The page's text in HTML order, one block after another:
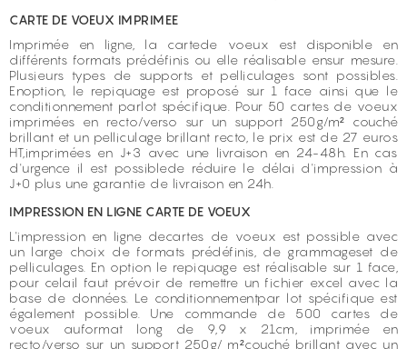
CARTE DE VOEUX IMPRIMEE
Imprimée en ligne, la cartede voeux est disponible en
différents formats prédéfinis ou elle réalisable ensur mesure.
Plusieurs types de supports et pelliculages sont possibles.
Enoption, le repiquage est proposé sur 1 face ainsi que le
conditionnement parlot spécifique. Pour 50 cartes de voeux
imprimées en recto/verso sur un support 250g/m² couché
brillant et un pelliculage brillant recto, le prix est de 27 euros
HT,imprimées en J+3 avec une livraison en 24-48h. En cas
d'urgence il est possiblede réduire le délai d'impression à
J+0 plus une garantie de livraison en 24h.
IMPRESSION EN LIGNE CARTE DE VOEUX
L'impression en ligne decartes de voeux est possible avec
un large choix de formats prédéfinis, de grammageset de
pelliculages. En option le repiquage est réalisable sur 1 face,
pour celail faut prévoir de remettre un fichier excel avec la
base de données. Le conditionnementpar lot spécifique est
également possible. Une commande de 500 cartes de
voeux auformat long de 9,9 x 21cm, imprimée en
recto/verso sur un support 250g/ m²couché brillant avec un